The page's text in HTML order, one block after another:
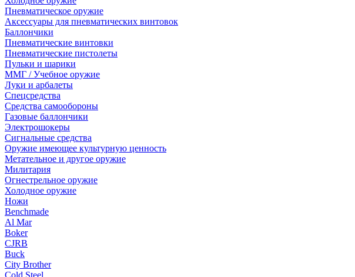
Пневматическое оружие
Аксессуары для пневматических винтовок
Баллончики
Пневматические винтовки
Пневматические пистолеты
Пульки и шарики
ММГ / Учебное оружие
Луки и арбалеты
Спецсредства
Средства самообороны
Газовые баллончики
Электрошокеры
Сигнальные средства
Оружие имеющее культурную ценность
Метательное и другое оружие
Милитария
Огнестрельное оружие
Холодное оружие
Ножи
Benchmade
Al Mar
Boker
CJRB
Buck
City Brother
Cold Steel